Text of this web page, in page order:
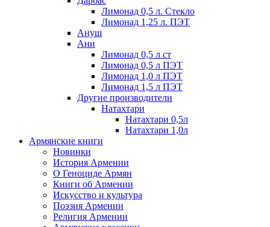
Лимонад 0,5 л. Стекло
Лимонад 1,25 л. ПЭТ
Ануш
Ани
Лимонад 0,5 л ст
Лимонад 0,5 л ПЭТ
Лимонад 1,0 л ПЭТ
Лимонад 1,5 л ПЭТ
Другие производители
Натахтари
Натахтари 0,5л
Натахтари 1,0л
Армянские книги
Новинки
История Армении
О Геноциде Армян
Книги об Армении
Иcкусство и культура
Поэзия Армении
Религия Армении